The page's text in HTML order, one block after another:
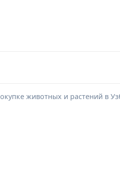
животных и растений в